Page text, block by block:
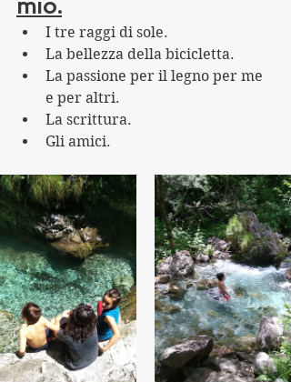
mio.
I tre raggi di sole.
La bellezza della bicicletta.
La passione per il legno per me
e per altri.
La scrittura.
Gli amici.